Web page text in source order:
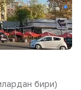
бири)